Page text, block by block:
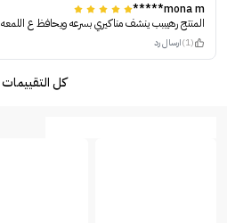
mona m*****
المنتج رهيببب ينشف مناكيري بسرعه ويحافظ ع اللمعه
(1) ارسال رد
كل التقييمات